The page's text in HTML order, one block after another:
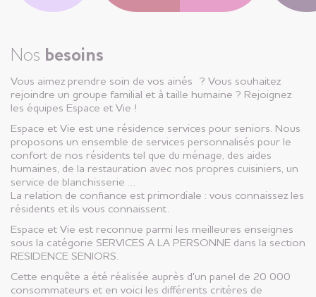
Nos besoins
Vous aimez prendre soin de vos ainés ? Vous souhaitez
rejoindre un groupe familial et à taille humaine ? Rejoignez
les équipes Espace et Vie !
Espace et Vie est une résidence services pour seniors. Nous
proposons un ensemble de services personnalisés pour le
confort de nos résidents tel que du ménage, des aides
humaines, de la restauration avec nos propres cuisiniers, un
service de blanchisserie …
La relation de confiance est primordiale : vous connaissez les
résidents et ils vous connaissent.
Espace et Vie est reconnue parmi les meilleures enseignes
sous la catégorie SERVICES A LA PERSONNE dans la section
RESIDENCE SENIORS.
Cette enquête a été réalisée auprès d'un panel de 20 000
consommateurs et en voici les différents critères de